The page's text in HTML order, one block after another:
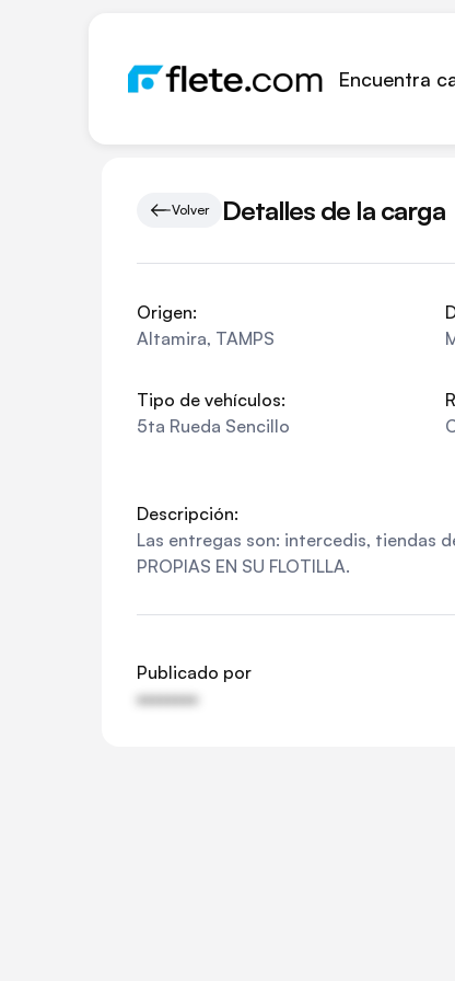
Encuentra
Volver Detalles de la carga
Origen:
Altamira, TAMPS
Tipo de vehículos:
5ta Rueda Sencillo
Descripción:
Las entregas son: intercedis, tiendas
PROPIAS EN SU FLOTILLA.
Publicado por
••••••••